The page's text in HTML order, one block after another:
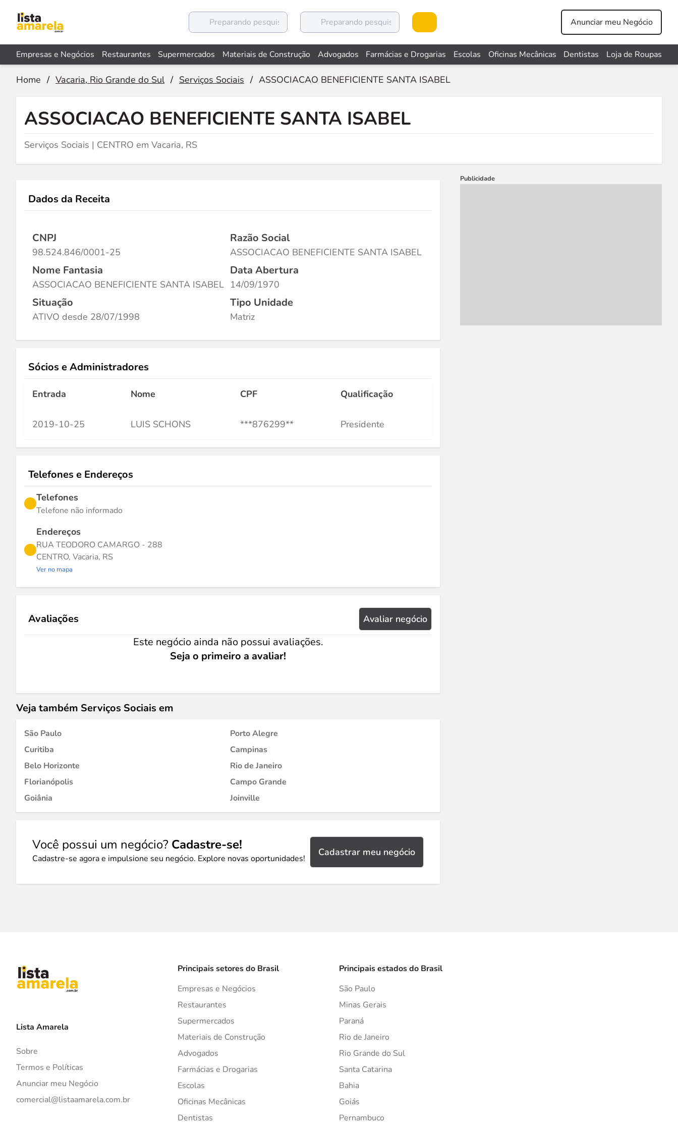
Anunciar meu Negócio
Empresas e Negócios Restaurantes Supermercados Materiais de Construção Advogados Farmácias e Drogarias Escolas Oficinas Mecânicas Dentistas Loja de Roupas
Home / Vacaria, Rio Grande do Sul / Serviços Sociais / ASSOCIACAO BENEFICIENTE SANTA ISABEL
ASSOCIACAO BENEFICIENTE SANTA ISABEL
Serviços Sociais | CENTRO em Vacaria, RS
Dados da Receita
CNPJ
98.524.846/0001-25
Razão Social
ASSOCIACAO BENEFICIENTE SANTA ISABEL
Nome Fantasia
ASSOCIACAO BENEFICIENTE SANTA ISABEL
Data Abertura
14/09/1970
Situação
ATIVO desde 28/07/1998
Tipo Unidade
Matriz
Sócios e Administradores
Entrada Nome CPF Qualificação
2019-10-25 LUIS SCHONS ***876299** Presidente
Telefones e Endereços
Telefones
Telefone não informado
Endereços
RUA TEODORO CAMARGO - 288
CENTRO, Vacaria, RS
Ver no mapa
Avaliações Avaliar negócio
Este negócio ainda não possui avaliações.
Seja o primeiro a avaliar!
Veja também Serviços Sociais em
São Paulo
Porto Alegre
Curitiba
Campinas
Belo Horizonte
Rio de Janeiro
Florianópolis
Campo Grande
Goiânia
Joinville
Você possui um negócio? Cadastre-se!
Cadastre-se agora e impulsione seu negócio. Explore novas oportunidades!
Cadastrar meu negócio
Publicidade
Lista Amarela
Sobre
Termos e Políticas
Anunciar meu Negócio
comercial@listaamarela.com.br
Principais setores do Brasil
Empresas e Negócios
Restaurantes
Supermercados
Materiais de Construção
Advogados
Farmácias e Drogarias
Escolas
Oficinas Mecânicas
Dentistas
Principais estados do Brasil
São Paulo
Minas Gerais
Paraná
Rio de Janeiro
Rio Grande do Sul
Santa Catarina
Bahia
Goiás
Pernambuco